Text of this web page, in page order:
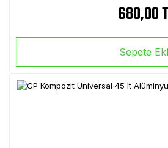
680,00
Sepete